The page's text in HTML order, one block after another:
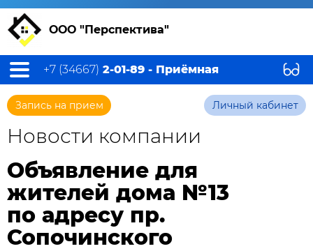
ООО "Перспектива"
+7 (34667) 2-01-89 - Приёмная
Запись на прием Личный кабинет
Новости компании
Объявление для
жителей дома №13
по адресу пр.
Сопочинского